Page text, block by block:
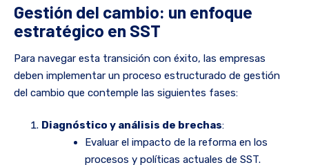
Gestión del cambio: un enfoque
estratégico en SST
Para navegar esta transición con éxito, las empresas
deben implementar un proceso estructurado de gestión
del cambio que contemple las siguientes fases:
Diagnóstico y análisis de brechas:
Evaluar el impacto de la reforma en los
procesos y políticas actuales de SST.